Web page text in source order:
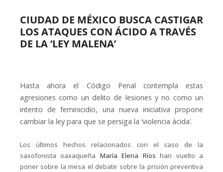
CIUDAD DE MÉXICO BUSCA CASTIGAR
LOS ATAQUES CON ÁCIDO A TRAVÉS
DE LA ‘LEY MALENA’
Hasta ahora el Código Penal contempla estas
agresiones como un delito de lesiones y no como un
intento de feminicidio, una nueva iniciativa propone
cambiar la ley para que se persiga la ‘violencia ácida’.
Los últimos hechos relacionados con el caso de la
saxofonista oaxaqueña María Elena Ríoshan vuelto a
poner sobre la mesa el debate sobre la prisión preventiva